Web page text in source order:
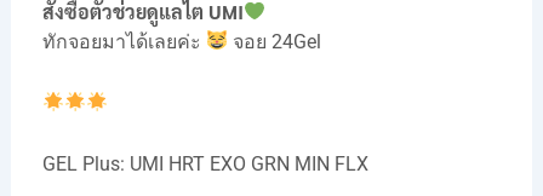
สั่งซื้อตัวช่วยดูแลไต UMI
ทักจอยมาได้เลยค่ะ จอย 24Gel
GEL Plus: UMI HRT EXO GRN MIN FLX